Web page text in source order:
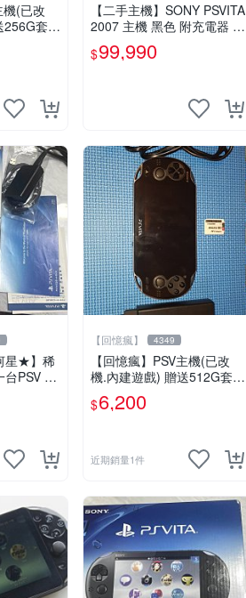
機(已改
【二手主機】SONY PSVITA
2007 主機 黑色 附充電器 U
SB傳輸線 PS VITA PSV 無
盒裝
$99,990
星★】稀
PSV 20
質保證
【回憶瘋】 4349
【回憶瘋】PSV主機(已改
機.內建遊戲) 贈送512G套卡
8成5新 1000型
$6,200
近期銷量1件